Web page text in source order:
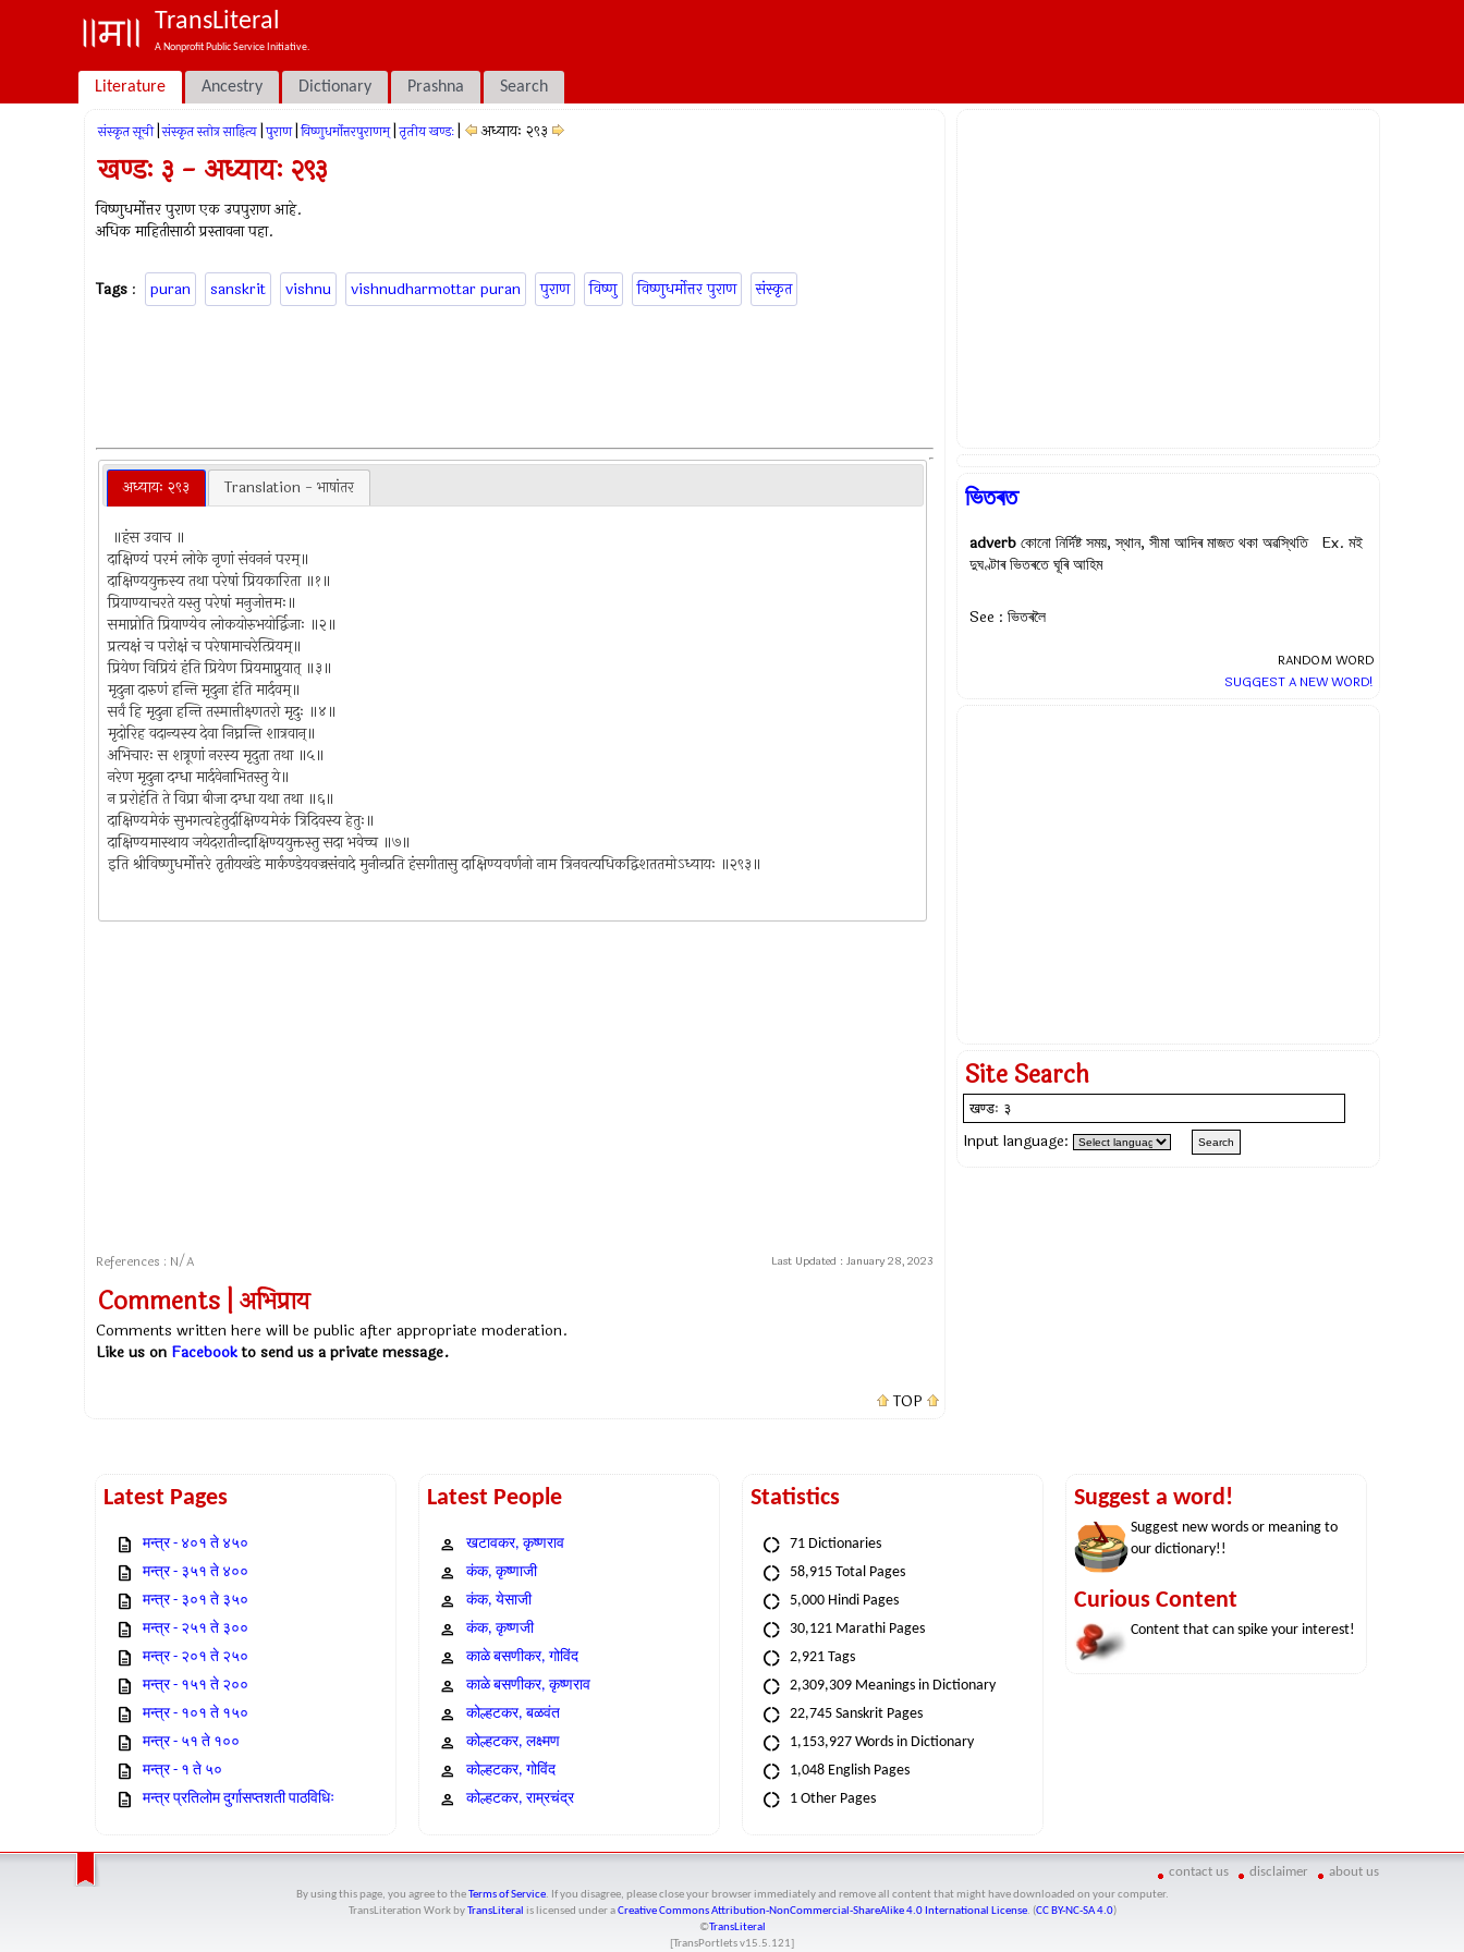
TransLiteral
A Nonprofit Public Service Initiative.
Literature Ancestry Dictionary Prashna Search
संस्कृत सूची संस्कृत स्तोत्र साहित्य पुराण विष्णुधर्मोत्तरपुराणम् तृतीय खण्डः अध्यायः २९३
खण्डः ३ - अध्यायः २९३
विष्णुधर्मोत्तर पुराण एक उपपुराण आहे.
अधिक माहितीसाठी प्रस्तावना पहा.
Tags : puran sanskrit vishnu vishnudharmottar puran पुराण विष्णु विष्णुधर्मोत्तर पुराण संस्कृत
अध्यायः २९३ Translation - भाषांतर
॥हंस उवाच ॥
दाक्षिण्यं परमं लोके नृणां संवननं परम्॥
दाक्षिण्ययुक्तस्य तथा परेषां प्रियकारिता ॥१॥
प्रियाण्याचरते यस्तु परेषां मनुजोत्तमः॥
समाप्नोति प्रियाण्येव लोकयोरुभयोर्द्विजाः ॥२॥
प्रत्यक्षं च परोक्षं च परेषामाचरेत्प्रियम्॥
प्रियेण विप्रियं हंति प्रियेण प्रियमाप्नुयात् ॥३॥
मृदुना दारुणं हन्ति मृदुना हंति मार्दवम्॥
सर्वं हि मृदुना हन्ति तस्मात्तीक्ष्णतरो मृदुः ॥४॥
मृदोरिह वदान्यस्य देवा निघ्नन्ति शात्रवान्॥
अभिचारः स शत्रूणां नरस्य मृदुता तथा ॥५॥
नरेण मृदुना दग्धा मार्दवेनाभितस्तु ये॥
न प्ररोहंति ते विप्रा बीजा दग्धा यथा तथा ॥६॥
दाक्षिण्यमेकं सुभगत्वहेतुर्दाक्षिण्यमेकं त्रिदिवस्य हेतुः॥
दाक्षिण्यमास्थाय जयेदरातीन्दाक्षिण्ययुक्तस्तु सदा भवेच्च ॥७॥
इति श्रीविष्णुधर्मोत्तरे तृतीयखंडे मार्कण्डेयवज्रसंवादे मुनीन्प्रति हंसगीतासु दाक्षिण्यवर्णनो नाम त्रिनवत्यधिकद्विशततमोऽध्यायः ॥२९३॥
References : N/A Last Updated : January 28, 2023
Comments | अभिप्राय
Comments written here will be public after appropriate moderation.
Like us on Facebookto send us a private message.
TOP
ভিতৰত
adverbকোনো নির্দিষ্ট সময়, স্থান, সীমা আদিৰ মাজত থকা অৱস্থিতি Ex. মই
দুঘণ্টাৰ ভিতৰতে ঘূৰি আহিম
See : ভিতৰলৈ
RANDOM WORD
SUGGEST A NEW WORD!
Site Search
Input language:
Latest Pages
मन्त्र - ४०१ ते ४५०
मन्त्र - ३५१ ते ४००
मन्त्र - ३०१ ते ३५०
मन्त्र - २५१ ते ३००
मन्त्र - २०१ ते २५०
मन्त्र - १५१ ते २००
मन्त्र - १०१ ते १५०
मन्त्र - ५१ ते १००
मन्त्र - १ ते ५०
मन्त्र प्रतिलोम दुर्गासप्तशती पाठविधिः
Latest People
खटावकर, कृष्णराव
कंक, कृष्णाजी
कंक, येसाजी
कंक, कृष्णजी
काळे बसणीकर, गोविंद
काळे बसणीकर, कृष्णराव
कोल्हटकर, बळवंत
कोल्हटकर, लक्ष्मण
कोल्हटकर, गोविंद
कोल्हटकर, राम्रचंद्र
Statistics
71 Dictionaries
58,915 Total Pages
5,000 Hindi Pages
30,121 Marathi Pages
2,921 Tags
2,309,309 Meanings in Dictionary
22,745 Sanskrit Pages
1,153,927 Words in Dictionary
1,048 English Pages
1 Other Pages
Suggest a word!
Suggest new words or meaning to
our dictionary!!
Curious Content
Content that can spike your interest!
contact us disclaimer about us
By using this page, you agree to the Terms of Service. If you disagree, please close your browser immediately and remove all content that might have downloaded on your computer.
TransLiteration Workby TransLiteral is licensed under aCreative Commons Attribution-NonCommercial-ShareAlike 4.0 International License. (CC BY-NC-SA 4.0)
©TransLiteral
[TransPortlets v15.5.121